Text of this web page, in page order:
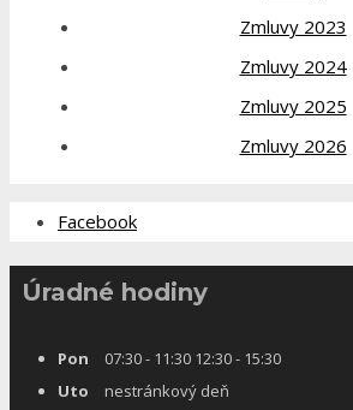
Zmluvy 2023
Zmluvy 2024
Zmluvy 2025
Zmluvy 2026
Facebook
Úradné hodiny
Pon 07:30 - 11:30 12:30 - 15:30
Uto nestránkový deň